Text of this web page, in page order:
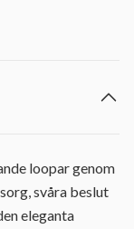
loopar genom
svåra beslut
eleganta